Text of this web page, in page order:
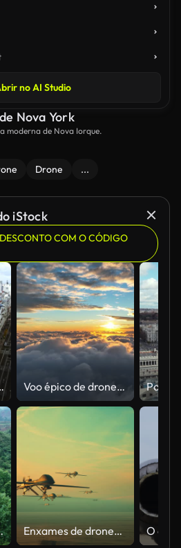
no AI Studio
Nova York
moderna de Nova Iorque.
Drone ...
iStock
COM O CÓDIGO
principais, Espanha Voo épico de drone sobre nuvens durante o nascer do sol. Nuvens brancas e fofas iluminadas pelo sol da manhã e céu laranja do amanhecer. Tiro aéreo, lapso de tempo
rural com curvado na montanha. Enxames de drones, ataques aéreos